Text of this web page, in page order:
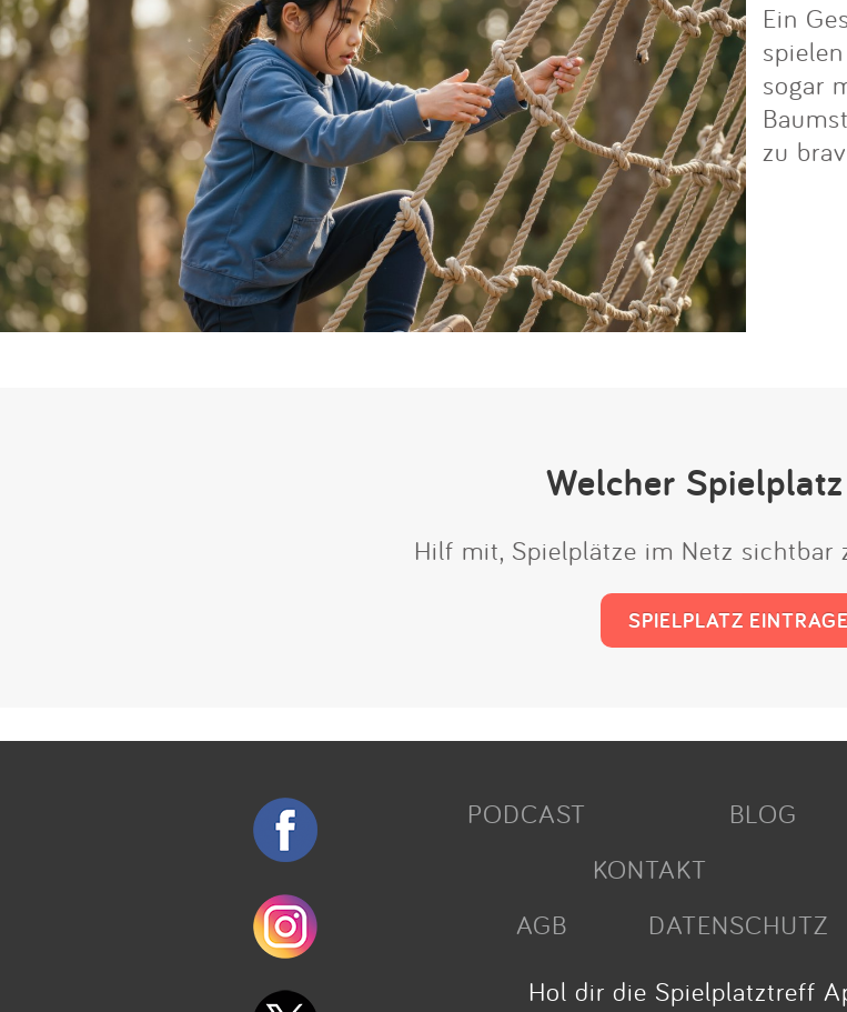
Ein
sogar
zu
Welcher
Hilf mit, Spielplätze im Netz sichtbar
SPIELPLATZ
PODCAST BLOG
KONTAKT
AGB
DATENSCHUTZ
Hol dir die Spielplatztreff